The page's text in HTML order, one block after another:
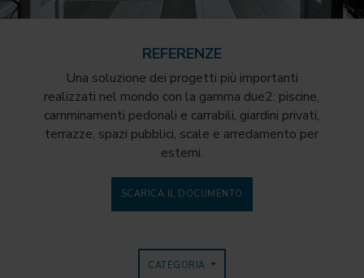
REFERENZE
Una soluzione dei progetti più importanti
realizzati nel mondo con la gamma due2: piscine,
camminamenti pedonali e carrabili, giardini privati,
terrazze, spazi pubblici, scale e arredamento per
esterni.
SCARICA IL DOCUMENTO
CATEGORIA